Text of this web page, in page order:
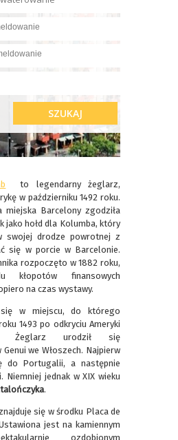
to legendarny żeglarz,
w październiku 1492 roku.
miejska Barcelony zgodziła
jako hołd dla Kolumba, który
swojej drodze powrotnej z
się w porcie w Barcelonie.
rozpoczęto w 1882 roku,
finansowych
na czas wystawy.
w miejscu, do którego
1493 po odkryciu Ameryki
Żeglarz urodził się
we Włoszech. Najpierw
do Portugalii, a następnie
Niemniej jednak w XIX wieku
.
się w środku Placa de
jest na kamiennym
ozdobionym